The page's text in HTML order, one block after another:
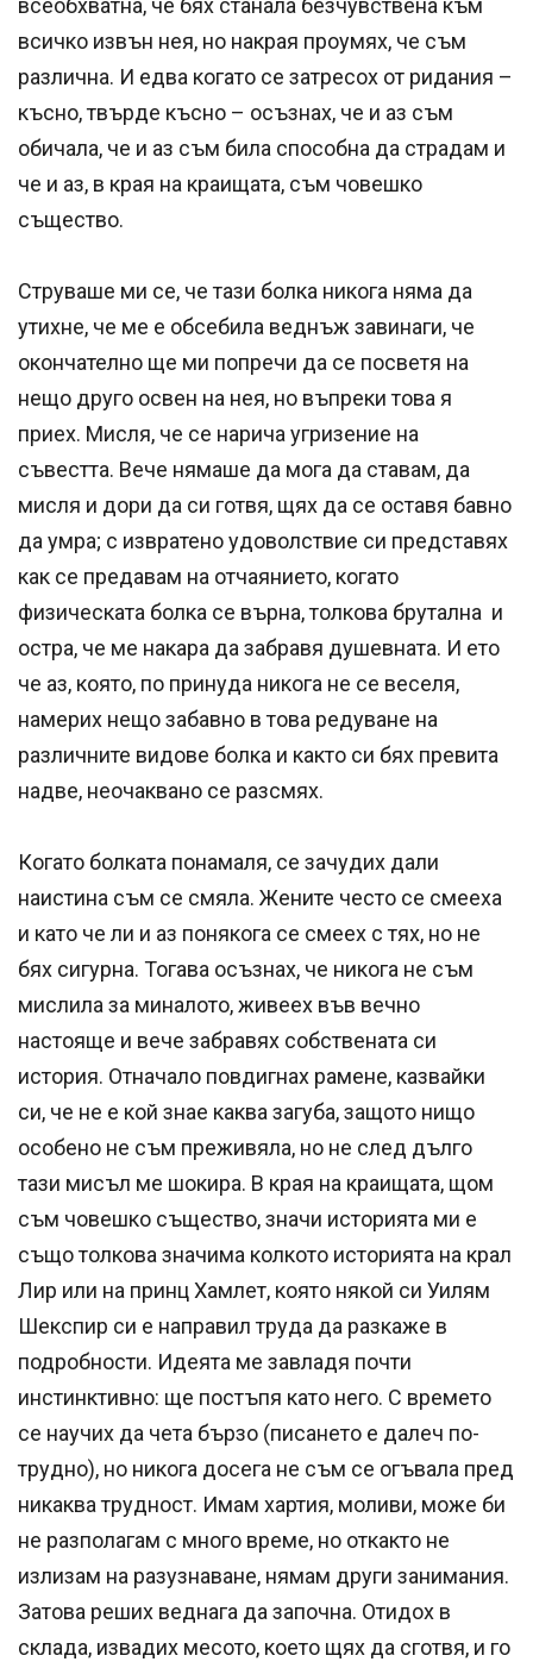
всеобхватна, че бях станала безчувствена към
всичко извън нея, но накрая проумях, че съм
различна. И едва когато се затресох от ридания –
късно, твърде късно – осъзнах, че и аз съм
обичала, че и аз съм била способна да страдам и
че и аз, в края на краищата, съм човешко
същество.
Струваше ми се, че тази болка никога няма да
утихне, че ме е обсебила веднъж завинаги, че
окончателно ще ми попречи да се посветя на
нещо друго освен на нея, но въпреки това я
приех. Мисля, че се нарича угризение на
съвестта. Вече нямаше да мога да ставам, да
мисля и дори да си готвя, щях да се оставя бавно
да умра; с извратено удоволствие си представях
как се предавам на отчаянието, когато
физическата болка се върна, толкова брутална и
остра, че ме накара да забравя душевната. И ето
че аз, която, по принуда никога не се веселя,
намерих нещо забавно в това редуване на
различните видове болка и както си бях превита
надве, неочаквано се разсмях.
Когато болката понамаля, се зачудих дали
наистина съм се смяла. Жените често се смееха
и като че ли и аз понякога се смеех с тях, но не
бях сигурна. Тогава осъзнах, че никога не съм
мислила за миналото, живеех във вечно
настояще и вече забравях собствената си
история. Отначало повдигнах рамене, казвайки
си, че не е кой знае каква загуба, защото нищо
особено не съм преживяла, но не след дълго
тази мисъл ме шокира. В края на краищата, щом
съм човешко същество, значи историята ми е
също толкова значима колкото историята на крал
Лир или на принц Хамлет, която някой си Уилям
Шекспир си е направил труда да разкаже в
подробности. Идеята ме завладя почти
инстинктивно: ще постъпя като него. С времето
се научих да чета бързо (писането е далеч по-
трудно), но никога досега не съм се огъвала пред
никаква трудност. Имам хартия, моливи, може би
не разполагам с много време, но откакто не
излизам на разузнаване, нямам други занимания.
Затова реших веднага да започна. Отидох в
склада, извадих месото, което щях да сготвя, и го